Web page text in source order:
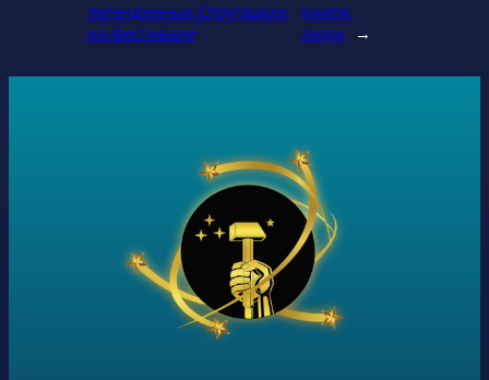
легендарных Стругацких
на фестивале
книги,
люди
→